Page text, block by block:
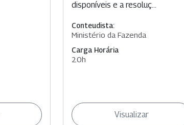
disponíveis e a resoluç...
Conteudista:
Ministério da Fazenda
Carga Horária
20h
Visualizar